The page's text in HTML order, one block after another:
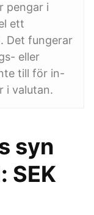
pengar i
ett
Det fungerar
eller
till för in-
i valutan.
syn
SEK